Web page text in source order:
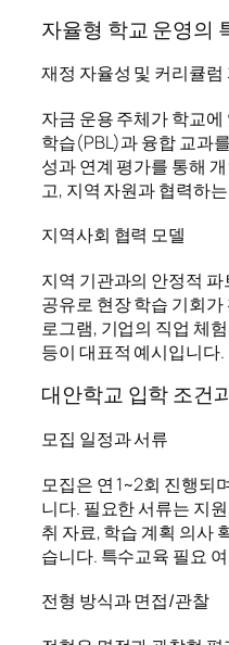
자율형 학교 운영의
재정 자율성 및 커리큘럼
자금 운용 주체가 학교
학습(PBL)과 융합 교과
성과 연계 평가를 통해
고, 지역 자원과 협력하
지역사회 협력 모델
지역 기관과의 안정적
공유로 현장 학습 기회
로그램, 기업의 직업 체
등이 대표적 예시입니다.
대안학교 입학 조건
모집 일정과 서류
모집은 연 1~2회 진행되
니다. 필요한 서류는 지
취 자료, 학습 계획 의사
습니다. 특수교육 필요
전형 방식과 면접/관찰